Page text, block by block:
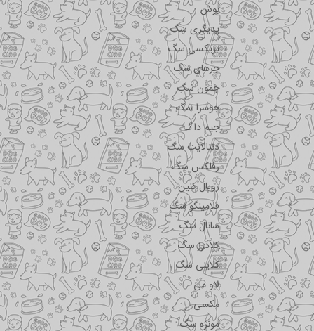
بوش
پدیگری سگ
تریکسی سگ
جرهای سگ
جمون سگ
جوسرا سگ
جیم داگ
دنتالایت سگ
رفلکس سگ
رویال کنین
فلامینگو سگ
سانال سگ
کلادرز سگ
کلاینی سگ
لاو می
مکسی
مونژه سگ